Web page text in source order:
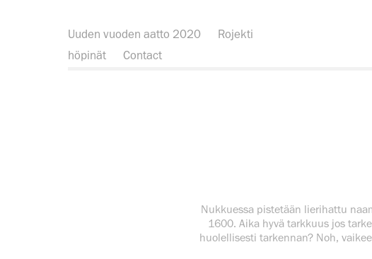
Uuden vuoden aatto 2020
Rojekti
höpinät
Contact
Nukkuessa pistetään lierihattu
1600. Aika hyvä tarkkuus jos
huolellisesti tarkennan? Noh,